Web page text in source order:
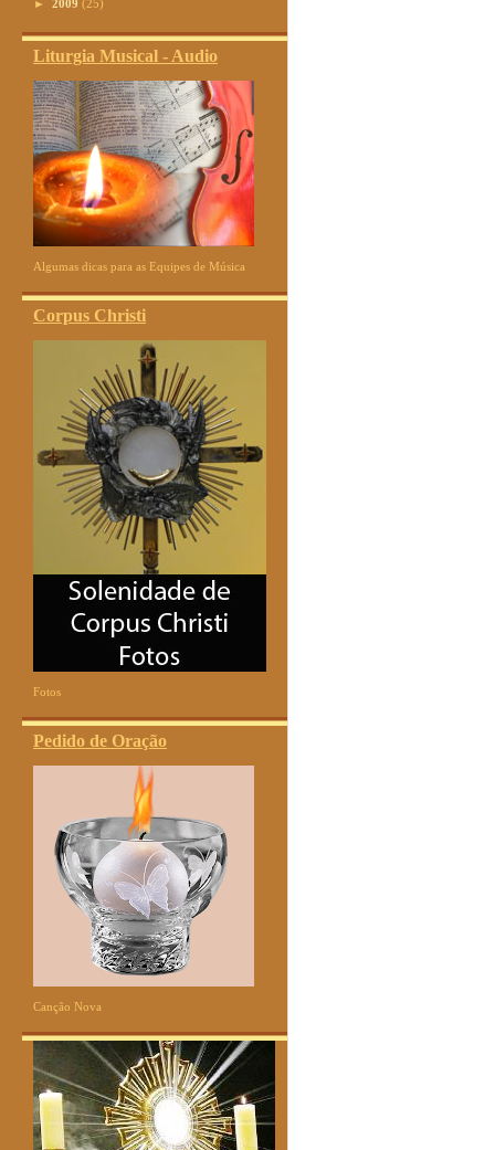
► 2009 (25)
Liturgia Musical - Audio
Algumas dicas para as Equipes de Música
Corpus Christi
Fotos
Pedido de Oração
Canção Nova